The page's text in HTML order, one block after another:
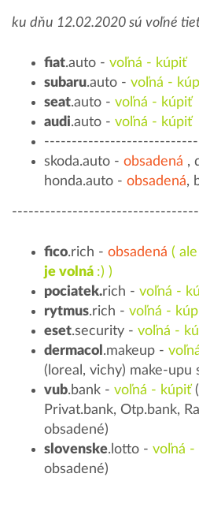
ku dňu 12.02.2020 sú voľné
fiat.auto - voľná - kúpiť
subaru.auto - voľná -
seat.auto - voľná - kúpiť
audi.auto - voľná - kúpiť
skoda.auto - obsadená ,
honda.auto - obsadená,
fico.rich - obsadená (
je volná :) )
pociatek.rich - voľná -
rytmus.rich - voľná -
eset.security - voľná -
dermacol .makeup -
(loreal, vichy) make-upu
vub.bank - voľná - kúpiť
Privat.bank, Otp.bank,
obsadené)
slovenske.lotto - voľná -
obsadené)